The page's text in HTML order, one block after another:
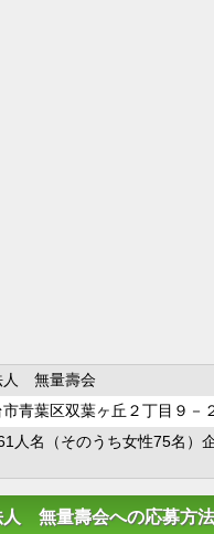
人 無量壽会
青葉区双葉ヶ丘２丁目９－
人名（そのうち女性75名）
人 無量壽会への応募方法